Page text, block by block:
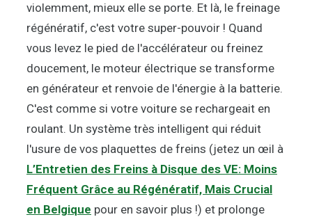
violemment, mieux elle se porte. Et là, le freinage
régénératif, c'est votre super-pouvoir ! Quand
vous levez le pied de l'accélérateur ou freinez
doucement, le moteur électrique se transforme
en générateur et renvoie de l'énergie à la batterie.
C'est comme si votre voiture se rechargeait en
roulant. Un système très intelligent qui réduit
l'usure de vos plaquettes de freins (jetez un œil à
L’Entretien des Freins à Disque des VE: Moins
Fréquent Grâce au Régénératif, Mais Crucial
en Belgique pour en savoir plus !) et prolonge